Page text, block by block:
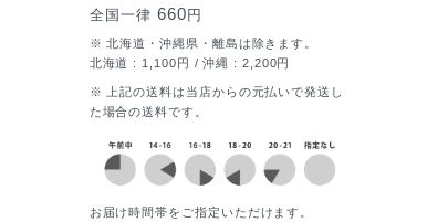
全国一律 660 円
※ 北海道・沖縄県・離島は除きます。
北海道 : 1,100円 / 沖縄 : 2,200円
※ 上記の送料は当店からの元払いで発送し
た場合の送料です。
お届け時間帯をご指定いただけます。